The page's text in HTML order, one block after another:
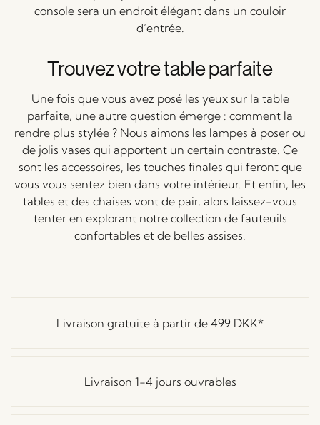
console sera un endroit élégant dans un couloir
d’entrée.
Trouvez votre table parfaite
Une fois que vous avez posé les yeux sur la table
parfaite, une autre question émerge : comment la
rendre plus stylée ? Nous aimons les lampes à poser ou
de jolis vases qui apportent un certain contraste. Ce
sont les accessoires, les touches finales qui feront que
vous vous sentez bien dans votre intérieur. Et enfin, les
tables et des chaises vont de pair, alors laissez-vous
tenter en explorant notre collection de fauteuils
confortables et de belles assises.
Livraison gratuite à partir de 499 DKK*
Livraison 1-4 jours ouvrables